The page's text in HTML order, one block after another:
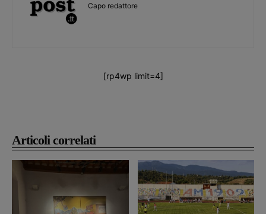
Articoli correlati
Capo redattore
[rp4wp limit=4]